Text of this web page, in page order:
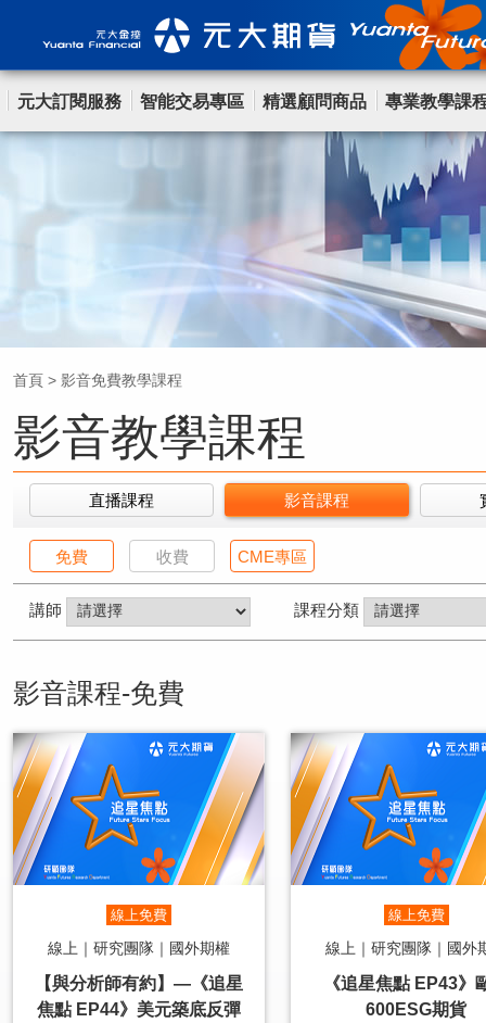
元大訂閱服務 智能交易專區 精選顧問商品 專業教學課
首頁 > 影音免費教學課程
影音教學課程
直播課程 影音課程
免費 收費 CME專區
講師 課程分類
影音課程-免費
線上免費
線上｜研究團隊｜國外期權
【與分析師有約】—《追星
焦點 EP44》美元築底反彈
線上免費
線上｜研究團隊｜國外
《追星焦點 EP43》
600ESG期貨